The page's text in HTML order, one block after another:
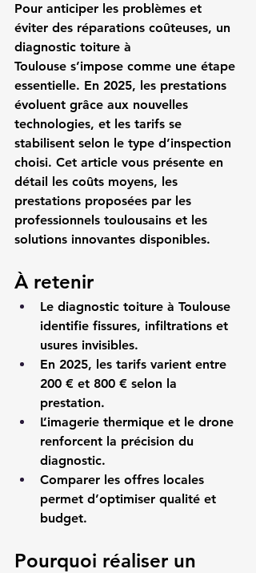
Pour anticiper les problèmes et
éviter des réparations coûteuses, un
diagnostic toiture à
Toulouse s’impose comme une étape
essentielle. En 2025, les prestations
évoluent grâce aux nouvelles
technologies, et les tarifs se
stabilisent selon le type d’inspection
choisi. Cet article vous présente en
détail les coûts moyens, les
prestations proposées par les
professionnels toulousains et les
solutions innovantes disponibles.
À retenir
Le diagnostic toiture à Toulouse
identifie fissures, infiltrations et
usures invisibles.
En 2025, les tarifs varient entre
200 € et 800 € selon la
prestation.
L’imagerie thermique et le drone
renforcent la précision du
diagnostic.
Comparer les offres locales
permet d’optimiser qualité et
budget.
Pourquoi réaliser un